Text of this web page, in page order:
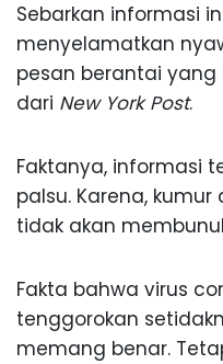
Sebarkan informasi
menyelamatkan
pesan berantai
dari New York Post.
Faktanya, informasi
palsu. Karena,
tidak akan
Fakta bahwa virus
tenggorokan
memang benar.